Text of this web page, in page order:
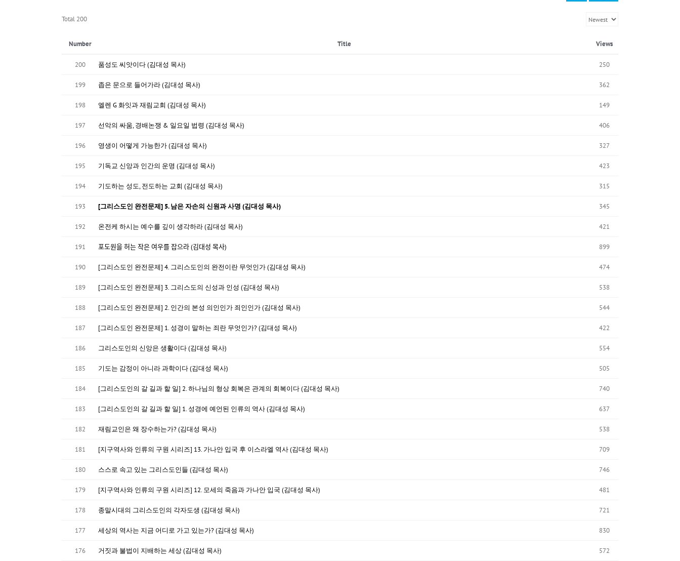
Total 200
Number Title Views
200 품성도 씨앗이다 (김대성 목사) 250
199 좁은 문으로 들어가라 (김대성 목사) 362
198 엘렌 G 화잇과 재림교회 (김대성 목사) 149
197 선악의 싸움, 경배논쟁 & 일요일 법령 (김대성 목사) 406
196 영생이 어떻게 가능한가 (김대성 목사) 327
195 기독교 신앙과 인간의 운명 (김대성 목사) 423
194 기도하는 성도, 전도하는 교회 (김대성 목사) 315
193 [그리스도인 완전문제] 5. 남은 자손의 신원과 사명 (김대성 목사) 345
192 온전케 하시는 예수를 깊이 생각하라 (김대성 목사) 421
191 포도원을 허는 작은 여우를 잡으라 (김대성 목사) 899
190 [그리스도인 완전문제] 4. 그리스도인의 완전이란 무엇인가 (김대성 목사) 474
189 [그리스도인 완전문제] 3. 그리스도의 신성과 인성 (김대성 목사) 538
188 [그리스도인 완전문제] 2. 인간의 본성 의인인가 죄인인가 (김대성 목사) 544
187 [그리스도인 완전문제] 1. 성경이 말하는 죄란 무엇인가? (김대성 목사) 422
186 그리스도인의 신앙은 생활이다 (김대성 목사) 554
185 기도는 감정이 아니라 과학이다 (김대성 목사) 505
184 [그리스도인의 갈 길과 할 일] 2. 하나님의 형상 회복은 관계의 회복이다 (김대성 목사) 740
183 [그리스도인의 갈 길과 할 일] 1. 성경에 예언된 인류의 역사 (김대성 목사) 637
182 재림교인은 왜 장수하는가? (김대성 목사) 538
181 [지구역사와 인류의 구원 시리즈] 13. 가나안 입국 후 이스라엘 역사 (김대성 목사) 709
180 스스로 속고 있는 그리스도인들 (김대성 목사) 746
179 [지구역사와 인류의 구원 시리즈] 12. 모세의 죽음과 가나안 입국 (김대성 목사) 481
178 종말시대의 그리스도인의 각자도생 (김대성 목사) 721
177 세상의 역사는 지금 어디로 가고 있는가? (김대성 목사) 830
176 거짓과 불법이 지배하는 세상 (김대성 목사) 572